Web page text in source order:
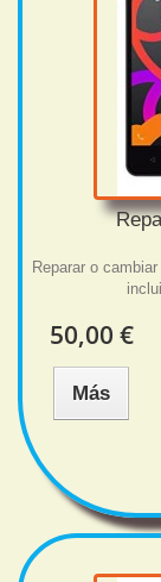
Reparar o
50,00 €
Más